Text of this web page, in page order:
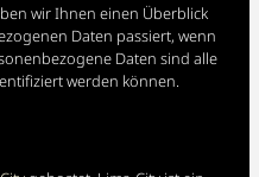
wir Ihnen einen Überblick
Daten passiert, wenn
Daten sind alle
werden können.